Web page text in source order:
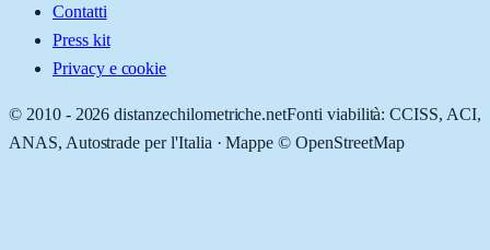
Contatti
Press kit
Privacy e cookie
© 2010 - 2026 distanzechilometriche.netFonti viabilità: CCISS, ACI,
ANAS, Autostrade per l'Italia · Mappe © OpenStreetMap